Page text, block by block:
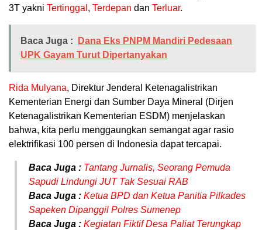
3T yakni Tertinggal , Terdepan dan Terluar.
Baca Juga :
Dana Eks PNPM Mandiri Pedesaan
UPK Gayam Turut Dipertanyakan
Rida Mulyana, Direktur Jenderal Ketenagalistrikan
Kementerian Energi dan Sumber Daya Mineral (Dirjen
Ketenagalistrikan Kementerian ESDM) menjelaskan
bahwa, kita perlu menggaungkan semangat agar rasio
elektrifikasi 100 persen di Indonesia dapat tercapai.
Baca Juga : Tantang Jurnalis, Seorang Pemuda
Sapudi Lindungi JUT Tak Sesuai RAB
Baca Juga : Ketua BPD dan Ketua Panitia Pilkades
Sapeken Dipanggil Polres Sumenep
Baca Juga : Kegiatan Fiktif Desa Paliat Terungkap